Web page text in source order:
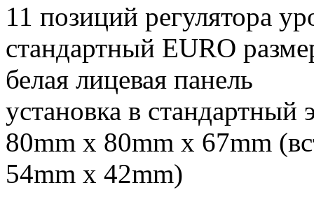
11 позиций регулятора
стандартный EURO
белая лицевая панель
установка в стандартный
80mm x 80mm x 67mm
54mm x 42mm)